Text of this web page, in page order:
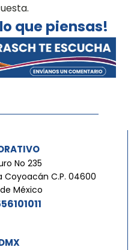
que piensas!
No 235
Coyoacán C.P. 04600
México